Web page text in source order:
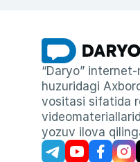
“Daryo”
huzuridagi
vositasi sifatida
yozuv ilova